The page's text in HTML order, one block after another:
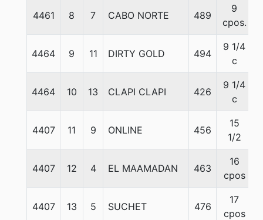
4461 8 7 CABO NORTE 489
9
cpos.
4464 9 11 DIRTY GOLD 494
9 1/4
c
4464 10 13 CLAPI CLAPI 426
9 1/4
c
4407 11 9 ONLINE 456
15
1/2
4407 12 4 EL MAAMADAN 463
16
cpos
4407 13 5 SUCHET 476
17
cpos